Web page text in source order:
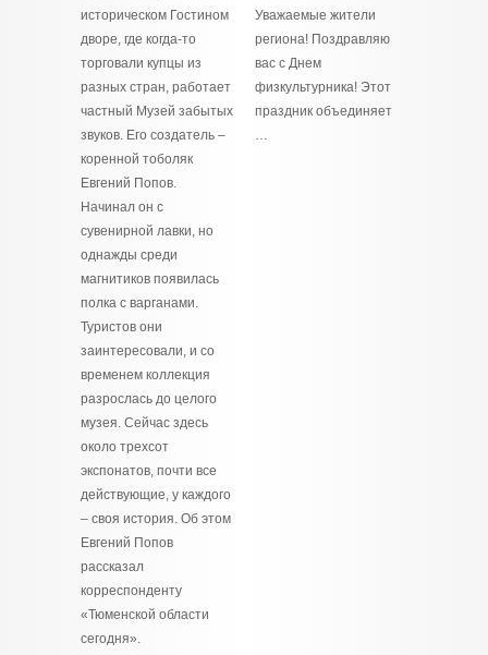
историческом Гостином
дворе, где когда-то
торговали купцы из
разных стран, работает
частный Музей забытых
звуков. Его создатель –
коренной тоболяк
Евгений Попов.
Начинал он с
сувенирной лавки, но
однажды среди
магнитиков появилась
полка с варганами.
Туристов они
заинтересовали, и со
временем коллекция
разрослась до целого
музея. Сейчас здесь
около трехсот
экспонатов, почти все
действующие, у каждого
– своя история. Об этом
Евгений Попов
рассказал
корреспонденту
«Тюменской области
сегодня».
Уважаемые жители
региона! Поздравляю
вас с Днем
физкультурника! Этот
праздник объединяет
…